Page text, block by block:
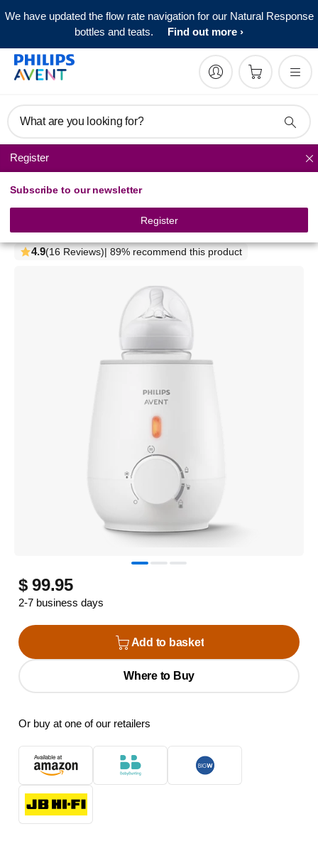
We have updated the flow rate navigation for our Natural Response
bottles and teats.
Find out more
What are you looking for?
Register
Subscribe to our newsletter
Register
Baby bottle warmers
4.9(16 Reviews)| 89% recommend this product
$ 99.95
2-7 business days
Add to basket
Where to Buy
Or buy at one of our retailers